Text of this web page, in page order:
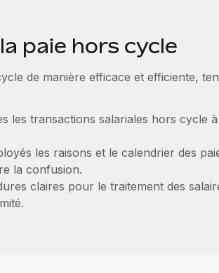
paie hors cycle
de manière efficace et efficiente,
les transactions salariales hors cycle
les raisons et le calendrier des
la confusion.
claires pour le traitement des